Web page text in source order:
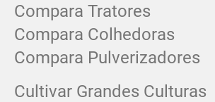
Compara Tratores
Compara Colhedoras
Compara Pulverizadores
Cultivar Grandes Culturas